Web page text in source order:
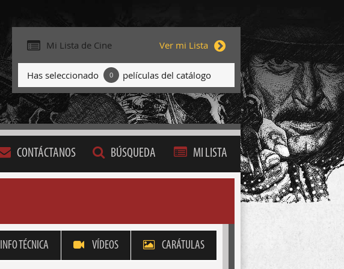
Mi Lista de Cine Ver mi Lista
Has seleccionado 0 películas del catálogo
CONTÁCTANOS BÚSQUEDA MI LISTA
INFO TÉCNICA VÍDEOS CARÁTULAS